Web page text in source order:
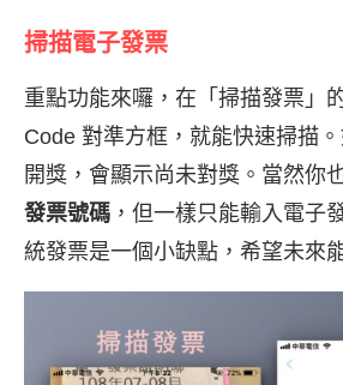
掃描電子發票
重點功能來囉，在「掃描發票」
Code 對準方框，就能快速掃描
開獎，會顯示尚未對獎。當然你
發票號碼 ，但一樣只能輸入電子
統發票是一個小缺點，希望未來